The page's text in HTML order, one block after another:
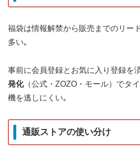
福袋は情報解禁から販売までのリー
多い｡
事前に会員登録とお気に入り登録を
発化（公式・ZOZO・モール）でタ
機を逃しにくい｡
通販ストアの使い分け